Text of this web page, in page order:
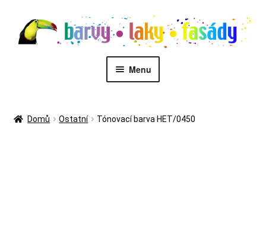
Přeskočit
na
Přejít
Menu
Domů Ostatní Tónovací barva HET/0450